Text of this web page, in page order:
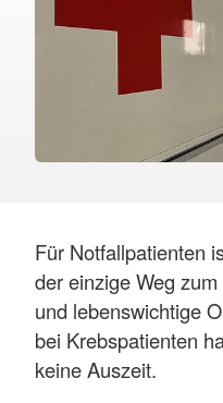
Für Notfallpatienten
der einzige Weg
und lebenswichtige
bei Krebspatienten
keine Auszeit.